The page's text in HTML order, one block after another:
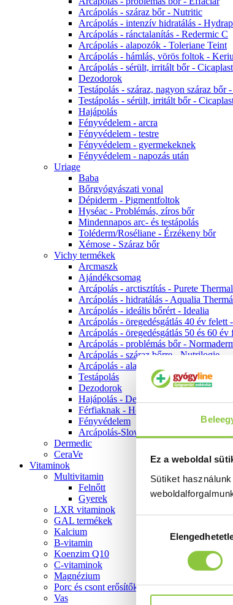
Ez a weboldal
Sütiket
kiválasztása
Arcápolás - száraz bőr - Nutritic
Arcápolás - intenzív hidratálás -
Arcápolás - ránctalanítás - Redermic C
Arcápolás - alapozók - Toleriane Teint
Arcápolás - hámlás, vörös foltok -
Arcápolás - sérült, irritált bőr - Cicaplast
Dezodorok
Testápolás - száraz, nagyon száraz bőr
Testápolás - sérült, irritált bőr -
Hajápolás
Fényvédelem - arcra
Fényvédelem - testre
Fényvédelem - gyermekeknek
Fényvédelem - napozás után
Uriage
Baba
Bőrgyógyászati vonal
Dépiderm - Pigmentfoltok
Hyséac - Problémás, zíros bőr
Mindennapos arc- és testápolás
Toléderm/Roséliane - Érzékeny bőr
Xémose - Száraz bőr
Vichy termékek
Arcmaszk
Ajándékcsomag
Arcápolás - arctisztítás - Purete
Arcápolás - hidratálás - Aqualia
Arcápolás - ideális bőrért - Idealia
Arcápolás - öregedésgátlás 40 év felett
Arcápolás - öregedésgátlás 50 és 60
Arcápolás - problémás bőr -
Arcápolás - száraz bőrre - Nutrilogie
Arcápolás - alapozók
Testápolás
Dezodorok
Hajápolás - Dercos
Férfiaknak - Homme
Fényvédelem
Arcápolás-Slow Age
Dermedic
CeraVe
Vitaminok
Multivitamin
Felnőtt
Gyerek
LXR vitaminok
GAL termékek
Kalcium
B-vitamin
Koenzim Q10
C-vitaminok
Magnézium
Porc és csont erősítők
Vas